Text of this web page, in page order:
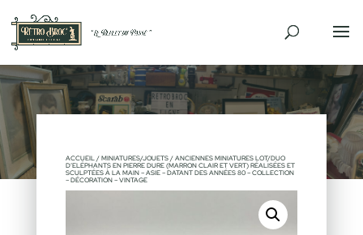
ACCUEIL/ MINIATURES/JOUETS/ ANCIENNES MINIATURES LOT/DUO
D’ELÉPHANTS EN PIERRE DURE (MARRON CLAIR ET VERT) RÉALISÉES ET
SCULPTÉES À LA MAIN – ASIE – DATANT DES ANNÉES 80 – COLLECTION
– DÉCORATION – VINTAGE